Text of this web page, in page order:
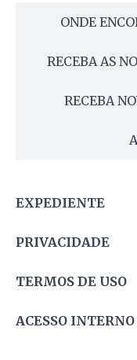
ONDE
RECEBA AS
RECEBA
EXPEDIENTE
PRIVACIDADE
TERMOS DE USO
ACESSO INTERNO